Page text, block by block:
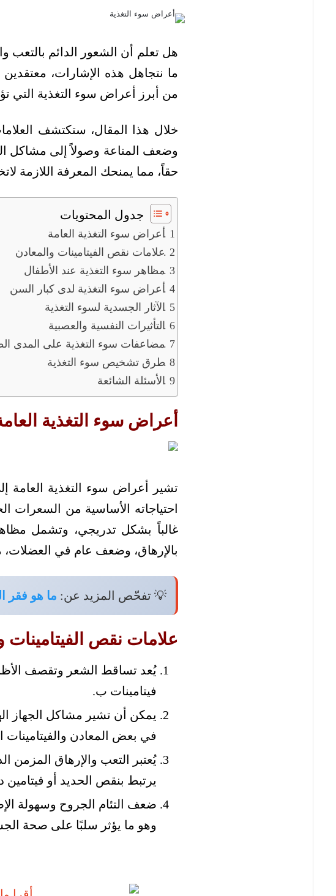
هل تعلم أن الشعور الدائم
ما نتجاهل هذه الإشارات،
من أبرز أعراض سوء التغذية التي
خلال هذا المقال، ستكتشف
وضعف المناعة وصولاً إلى مشاكل
حقاً، مما يمنحك المعرفة اللازمة
جدول المحتويات
أعراض سوء التغذية العامة
علامات نقص الفيتامينات والمعادن
مظاهر سوء التغذية عند الأطفال
أعراض سوء التغذية لدى كبار السن
الآثار الجسدية لسوء التغذية
التأثيرات النفسية والعصبية
مضاعفات سوء التغذية على المدى
طرق تشخيص سوء التغذية
الأسئلة الشائعة
أعراض سوء التغذية
تشير أعراض سوء التغذية العامة
احتياجاته الأساسية من السعرات
غالباً بشكل تدريجي، وتشمل
بالإرهاق، وضعف عام في
💡 تفحّص المزيد عن: ما هو فقر
علامات نقص الفيتامينات
يُعد تساقط الشعر وتقصف
فيتامينات ب.
يمكن أن تشير مشاكل الجهاز
في بعض المعادن والفيتامينات
يُعتبر التعب والإرهاق المزمن
يرتبط بنقص الحديد أو فيتامين د
ضعف التئام الجروح وسهولة
وهو ما يؤثر سلبًا على صحة